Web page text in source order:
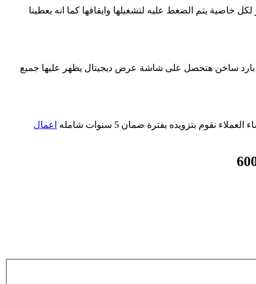
خاصية يتم الضغط عليه لتشغيلها وايقافها كما انه يعطينا
ساخن هتحصل على شاشة عرض ديجيتال يظهر عليها جميع
بتزويده بفترة ضمان 5 سنوات شامله
اعمال